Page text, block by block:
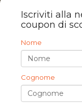
Iscriviti alla
coupon di
Nome
Cognome